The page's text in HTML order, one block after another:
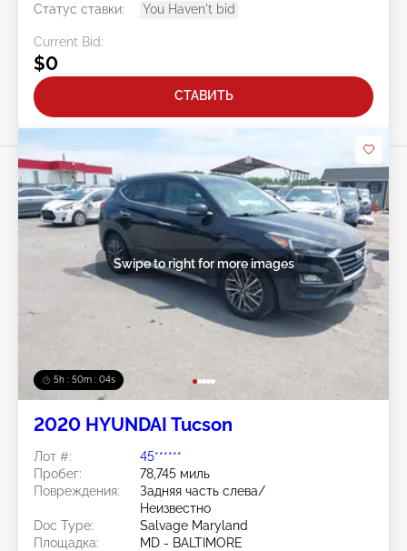
Статус ставки:
You Haven't bid
Current Bid:
$0
СТАВИТЬ
5h : 50m : 01s
Swipe to right for more images
2020 HYUNDAI Tucson
Лот #:
45******
Пробег:
78,745 миль
Повреждения:
Задняя часть слева/
Неизвестно
Doc Type:
Salvage Maryland
Площадка:
MD - BALTIMORE